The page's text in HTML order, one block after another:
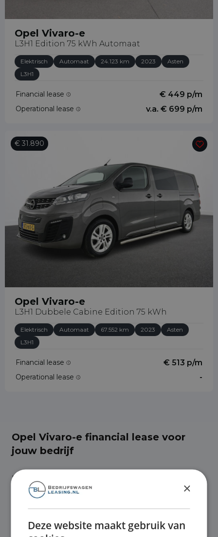
Opel Vivaro-e
L3H1 Edition 75 kWh Automaat
Elektrisch Automaat 24.123 km 2023
Asten
L3H1
Financial lease € 449 p/m
Operational lease v.a. € 699 p/m
€ 31.890
Opel Vivaro-e
L3H1 Dubbele Cabine Edition 75 kWh
Elektrisch Automaat 67.552 km 2023
Asten
L3H1
Financial lease € 513 p/m
Operational lease -
Opel Vivaro-e financial lease voor
jouw bedrijf
Ben je op zoek naar een zakelijke auto?
Overweeg dan financial lease voor Opel
×
Deze website maakt gebruik van